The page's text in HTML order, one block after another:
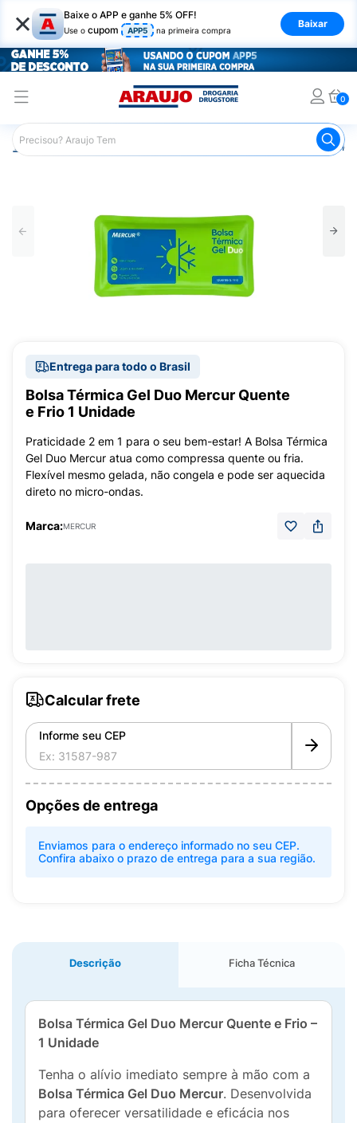
× Baixe o APP e ganhe 5% OFF!
Use o cupom APP5 na primeira compra
Baixar
0
Araujo Saúde e Bem Estar Fisioterapia e Atividade Física
Entrega para todo o Brasil
Bolsa Térmica Gel Duo Mercur Quente
e Frio 1 Unidade
Praticidade 2 em 1 para o seu bem-estar! A Bolsa Térmica
Gel Duo Mercur atua como compressa quente ou fria.
Flexível mesmo gelada, não congela e pode ser aquecida
direto no micro-ondas.
Marca:MERCUR
Calcular frete
Informe seu CEP
Opções de entrega
Enviamos para o endereço informado no seu CEP.
Confira abaixo o prazo de entrega para a sua região.
Descrição Ficha Técnica
Bolsa Térmica Gel Duo Mercur Quente e Frio –
1 Unidade
Tenha o alívio imediato sempre à mão com a
Bolsa Térmica Gel Duo Mercur. Desenvolvida
para oferecer versatilidade e eficácia nos